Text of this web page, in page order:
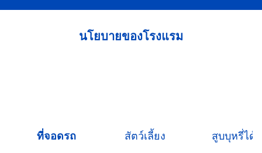
นโยบายของโรงแรม
ที่จอดรถ สัตว์เลี้ยง สูบบุหรี่ได้